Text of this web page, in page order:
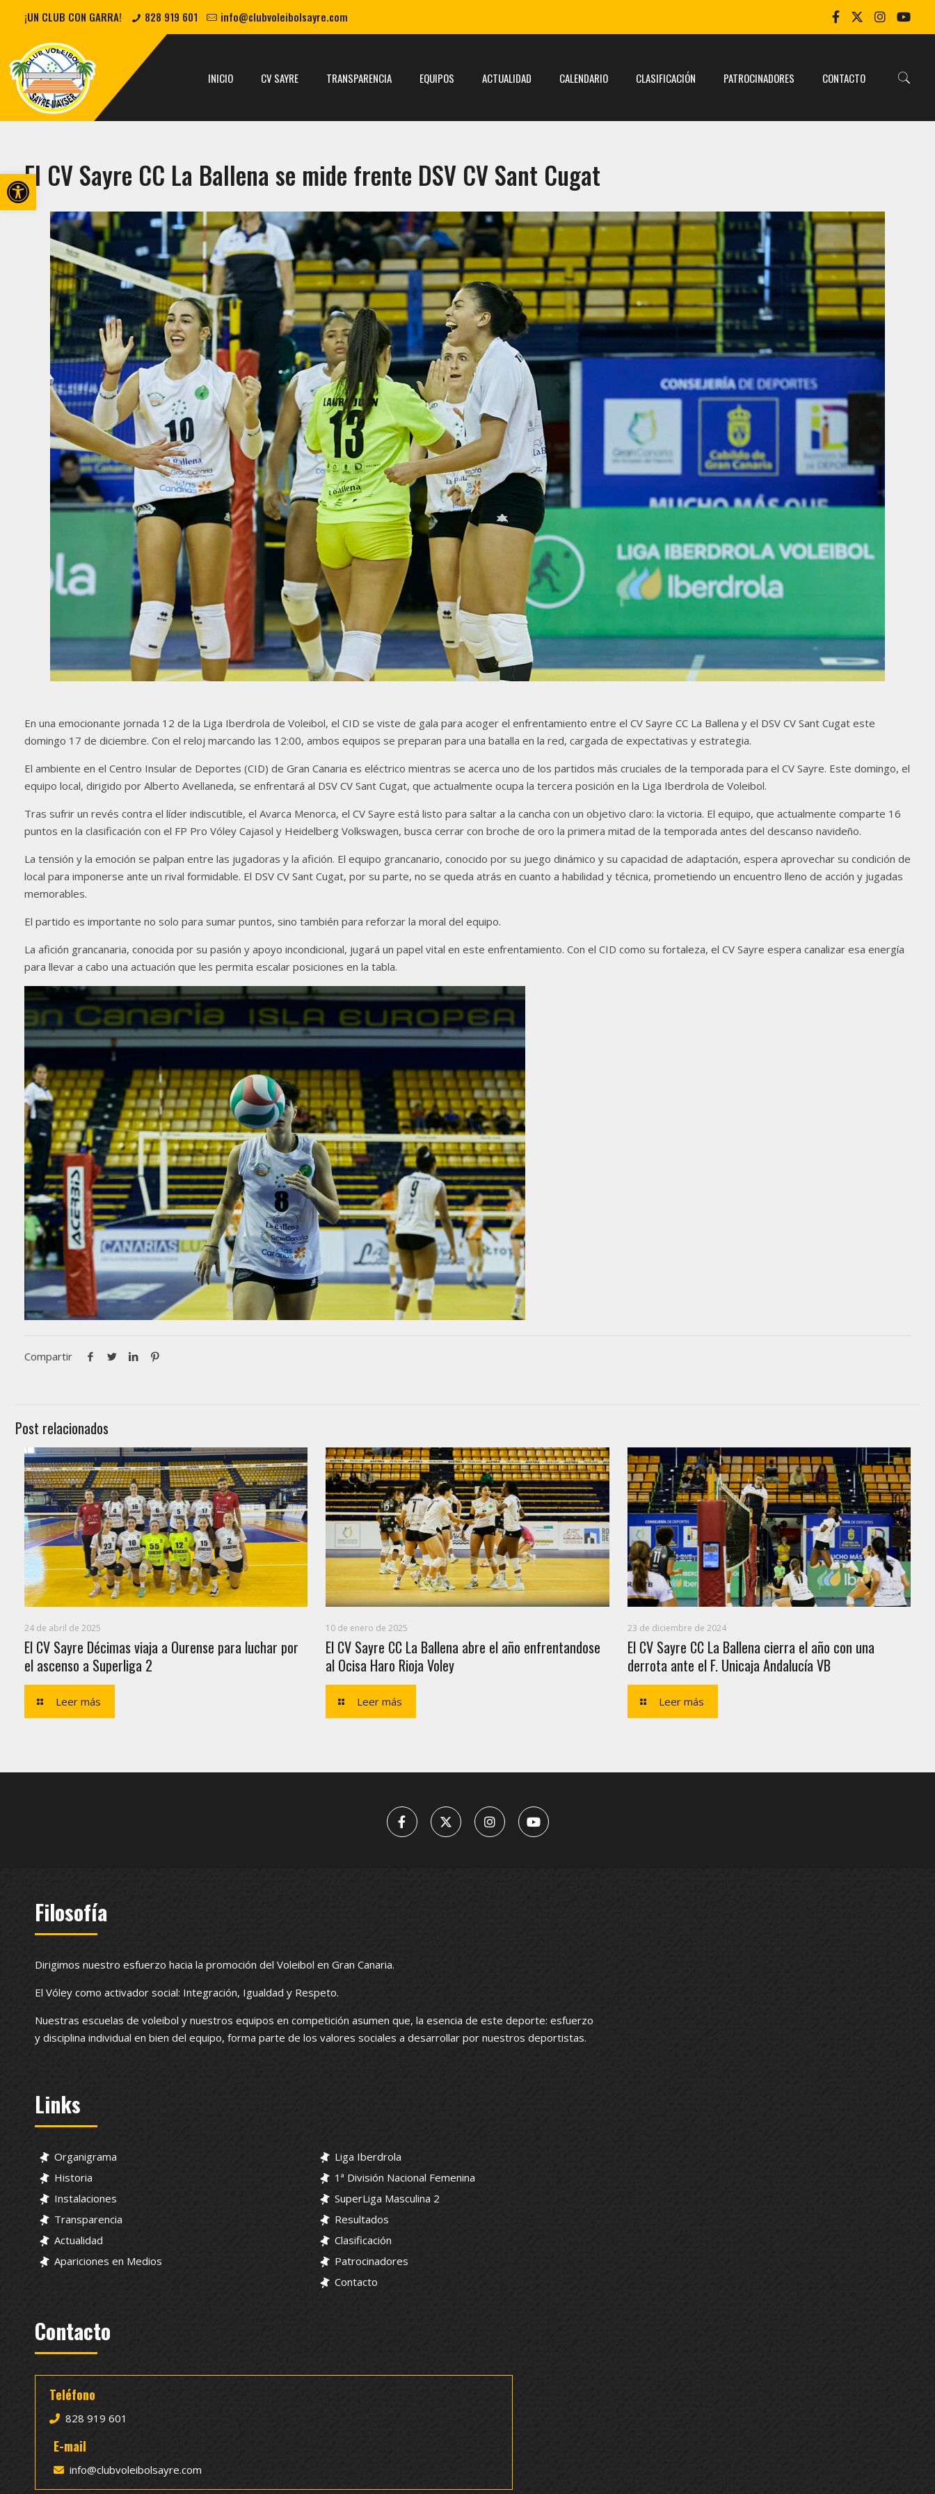
Abrir barra de herramientas
¡UN CLUB CON GARRA! 828 919 601 info@clubvoleibolsayre.com
INICIO CV SAYRE TRANSPARENCIA EQUIPOS ACTUALIDAD CALENDARIO CLASIFICACIÓN PATROCINADORES CONTACTO
El CV Sayre CC La Ballena se mide frente DSV CV Sant Cugat
En una emocionante jornada 12 de la Liga Iberdrola de Voleibol, el CID se viste de gala para acoger el enfrentamiento entre el CV Sayre CC La Ballena y el DSV CV Sant Cugat este
domingo 17 de diciembre. Con el reloj marcando las 12:00, ambos equipos se preparan para una batalla en la red, cargada de expectativas y estrategia.
El ambiente en el Centro Insular de Deportes (CID) de Gran Canaria es eléctrico mientras se acerca uno de los partidos más cruciales de la temporada para el CV Sayre. Este domingo, el
equipo local, dirigido por Alberto Avellaneda, se enfrentará al DSV CV Sant Cugat, que actualmente ocupa la tercera posición en la Liga Iberdrola de Voleibol.
Tras sufrir un revés contra el líder indiscutible, el Avarca Menorca, el CV Sayre está listo para saltar a la cancha con un objetivo claro: la victoria. El equipo, que actualmente comparte 16
puntos en la clasificación con el FP Pro Vóley Cajasol y Heidelberg Volkswagen, busca cerrar con broche de oro la primera mitad de la temporada antes del descanso navideño.
La tensión y la emoción se palpan entre las jugadoras y la afición. El equipo grancanario, conocido por su juego dinámico y su capacidad de adaptación, espera aprovechar su condición de
local para imponerse ante un rival formidable. El DSV CV Sant Cugat, por su parte, no se queda atrás en cuanto a habilidad y técnica, prometiendo un encuentro lleno de acción y jugadas
memorables.
El partido es importante no solo para sumar puntos, sino también para reforzar la moral del equipo.
La afición grancanaria, conocida por su pasión y apoyo incondicional, jugará un papel vital en este enfrentamiento. Con el CID como su fortaleza, el CV Sayre espera canalizar esa energía
para llevar a cabo una actuación que les permita escalar posiciones en la tabla.
Compartir
Post relacionados
24 de abril de 2025
El CV Sayre Décimas viaja a Ourense para luchar por
el ascenso a Superliga 2
Leer más
10 de enero de 2025
El CV Sayre CC La Ballena abre el año enfrentandose
al Ocisa Haro Rioja Voley
Leer más
23 de diciembre de 2024
El CV Sayre CC La Ballena cierra el año con una
derrota ante el F. Unicaja Andalucía VB
Leer más
Filosofía
Dirigimos nuestro esfuerzo hacia la promoción del Voleibol en Gran Canaria.
El Vóley como activador social: Integración, Igualdad y Respeto.
Nuestras escuelas de voleibol y nuestros equipos en competición asumen que, la esencia de este deporte: esfuerzo
y disciplina individual en bien del equipo, forma parte de los valores sociales a desarrollar por nuestros deportistas.
Links
Organigrama
Historia
Instalaciones
Transparencia
Actualidad
Apariciones en Medios
Liga Iberdrola
1ª División Nacional Femenina
SuperLiga Masculina 2
Resultados
Clasificación
Patrocinadores
Contacto
Contacto
Teléfono
828 919 601
E-mail
info@clubvoleibolsayre.com